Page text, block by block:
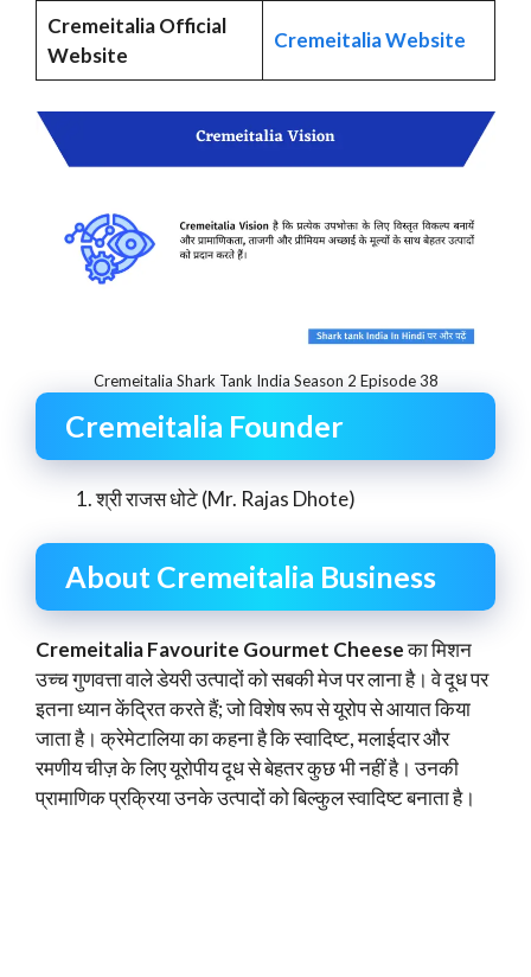
Cremeitalia Official
Website
Cremeitalia Website
Cremeitalia Shark Tank India Season 2 Episode 38
Cremeitalia Founder
श्री राजस धोटे (Mr. Rajas Dhote)
About Cremeitalia Business
Cremeitalia Favourite Gourmet Cheeseका मिशन
उच्च गुणवत्ता वाले डेयरी उत्पादों को सबकी मेज पर लाना है। वे दूध पर
इतना ध्यान केंद्रित करते हैं; जो विशेष रूप से यूरोप से आयात किया
जाता है। क्रेमेटालिया का कहना है कि स्वादिष्ट, मलाईदार और
रमणीय चीज़ के लिए यूरोपीय दूध से बेहतर कुछ भी नहीं है। उनकी
प्रामाणिक प्रक्रिया उनके उत्पादों को बिल्कुल स्वादिष्ट बनाता है।